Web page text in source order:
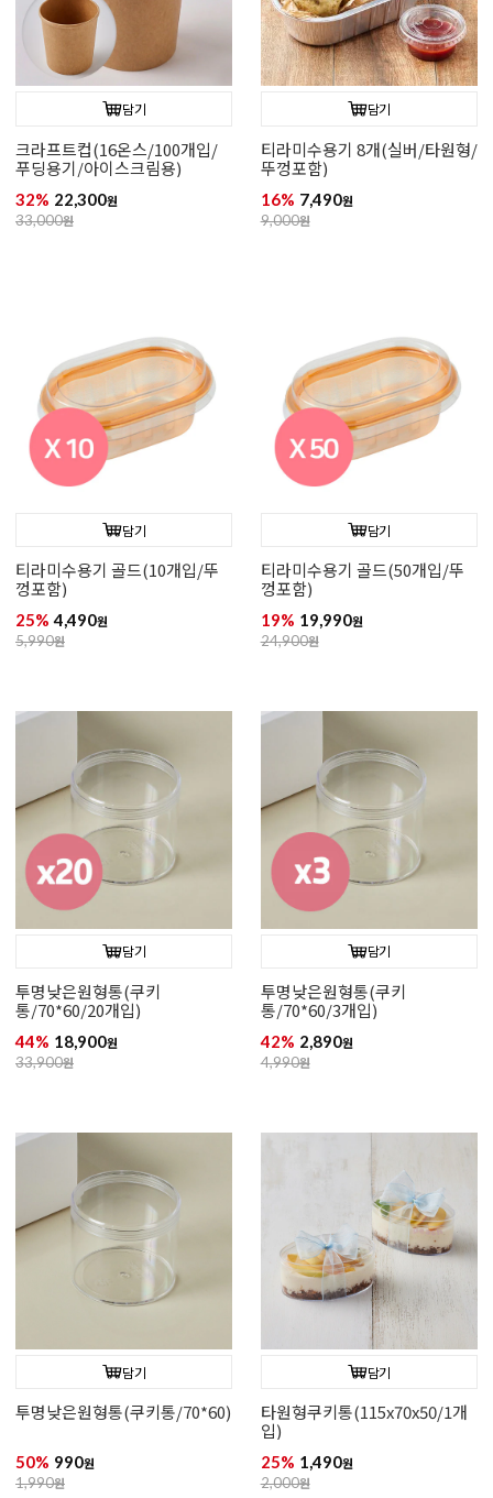
담기
크라프트컵(16온스/100개입/
푸딩용기/아이스크림용)
32% 22,300원
33,000원
담기
티라미수용기 8개(실버/타원형/
뚜껑포함)
16% 7,490원
9,000원
담기
티라미수용기 골드(10개입/뚜
껑포함)
25% 4,490원
5,990원
담기
티라미수용기 골드(50개입/뚜
껑포함)
19% 19,990원
24,900원
담기
투명낮은원형통(쿠키
통/70*60/20개입)
44% 18,900원
33,900원
담기
투명낮은원형통(쿠키
통/70*60/3개입)
42% 2,890원
4,990원
담기
투명낮은원형통(쿠키통/70*60)
50% 990원
1,990원
담기
타원형쿠키통(115x70x50/1개
입)
25% 1,490원
2,000원